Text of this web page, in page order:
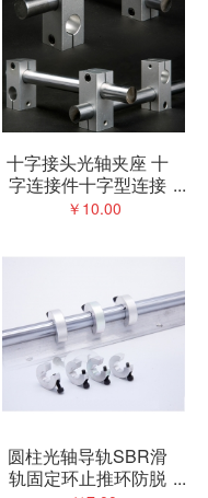
十字接头光轴夹座 十
字连接件十字型连接
块十字固定块垂直固
...
￥10.00
圆柱光轴导轨SBR滑
轨固定环止推环防脱 ...